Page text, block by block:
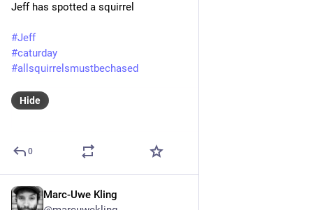
Jeff has spotted a squirrel
#Jeff
#caturday
#allsquirrelsmustbechased
Hide
0
Marc-Uwe Kling